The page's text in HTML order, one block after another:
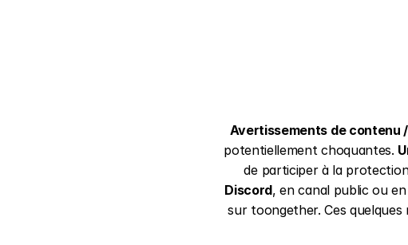
Avertissements de contenu
potentiellement choquantes.
Discord, en canal public ou
sur toongether. Ces